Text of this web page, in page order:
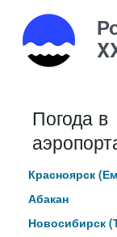
Погода в
Красноярск
Абакан
Новосибирск